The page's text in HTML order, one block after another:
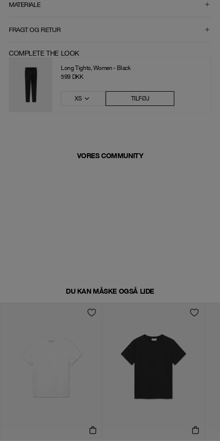
MATERIALE
FRAGT OG RETUR
COMPLETE THE LOOK
Long Tights, Women - Black
599 DKK
XS TILFØJ
VORES COMMUNITY
DU KAN MÅSKE OGSÅ LIDE